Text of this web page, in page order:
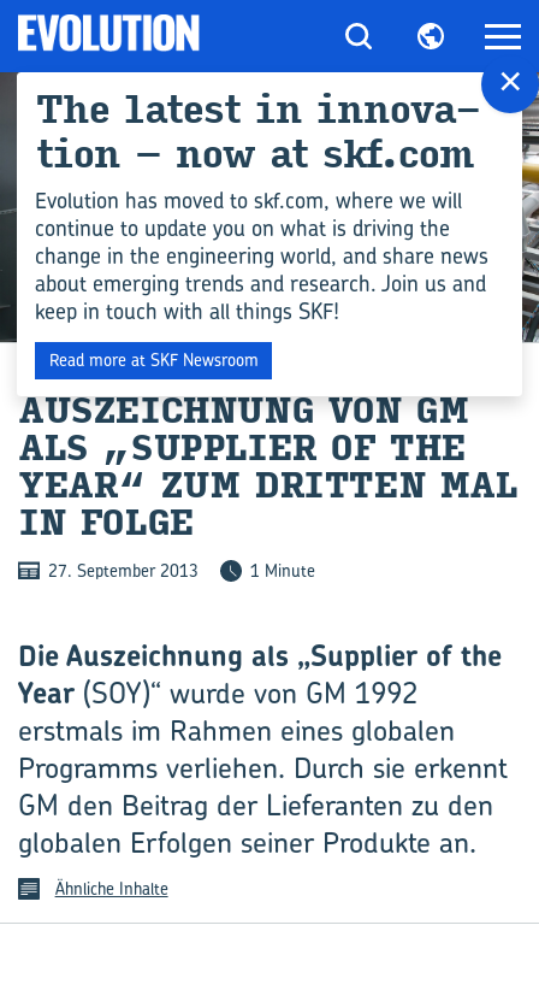
INDUSTRIE
AUS­ZEICH­NUNG VON GM
ALS „SUP­PLIER OF THE
YEAR“ ZUM DRIT­TEN MAL
IN FOLGE
27. September 2013 1 Minute
Die Auszeichnung als „Supplier of the
Year (SOY)“ wurde von GM 1992
erstmals im Rahmen eines globalen
Programms verliehen. Durch sie erkennt
GM den Beitrag der Lieferanten zu den
globalen Erfolgen seiner Produkte an.
Ähnliche Inhalte
×
The la­test in in­no­va­
ti­on – now at skf.com
Evolution has moved to skf.com, where we will
continue to update you on what is driving the
change in the engineering world, and share news
about emerging trends and research. Join us and
keep in touch with all things SKF!
Read more at SKF Newsroom